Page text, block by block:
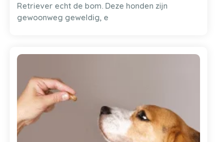
Retriever echt de bom. Deze honden zijn
gewoonweg geweldig, e